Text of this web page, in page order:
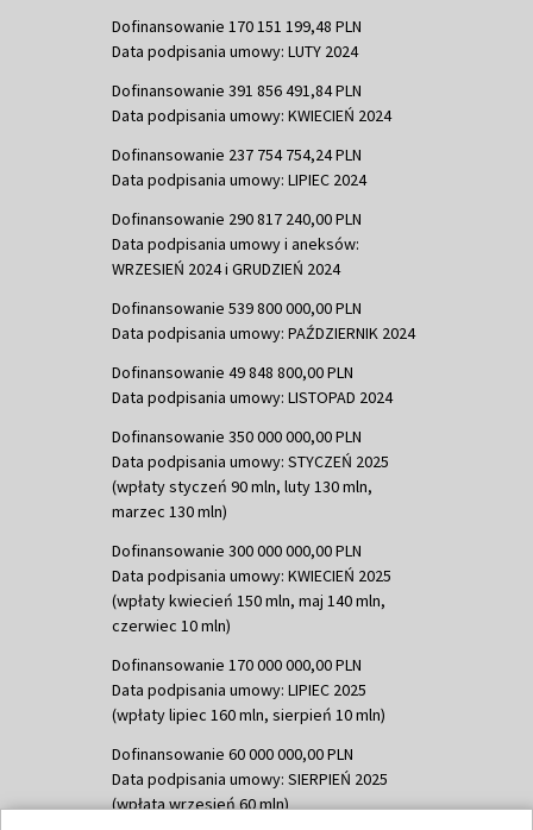
Dofinansowanie 170 151 199,48 PLN
Data podpisania umowy: LUTY 2024
Dofinansowanie 391 856 491,84 PLN
Data podpisania umowy: KWIECIEŃ 2024
Dofinansowanie 237 754 754,24 PLN
Data podpisania umowy: LIPIEC 2024
Dofinansowanie 290 817 240,00 PLN
Data podpisania umowy i aneksów:
WRZESIEŃ 2024 i GRUDZIEŃ 2024
Dofinansowanie 539 800 000,00 PLN
Data podpisania umowy: PAŹDZIERNIK 2024
Dofinansowanie 49 848 800,00 PLN
Data podpisania umowy: LISTOPAD 2024
Dofinansowanie 350 000 000,00 PLN
Data podpisania umowy: STYCZEŃ 2025
(wpłaty styczeń 90 mln, luty 130 mln,
marzec 130 mln)
Dofinansowanie 300 000 000,00 PLN
Data podpisania umowy: KWIECIEŃ 2025
(wpłaty kwiecień 150 mln, maj 140 mln,
czerwiec 10 mln)
Dofinansowanie 170 000 000,00 PLN
Data podpisania umowy: LIPIEC 2025
(wpłaty lipiec 160 mln, sierpień 10 mln)
Dofinansowanie 60 000 000,00 PLN
Data podpisania umowy: SIERPIEŃ 2025
(wpłata wrzesień 60 mln)